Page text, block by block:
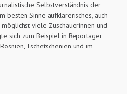
Selbstverständnis der
besten Sinne aufklärerisches, auch
viele Zuschauerinnen und
sich zum Beispiel in Reportagen
Tschetschenien und im